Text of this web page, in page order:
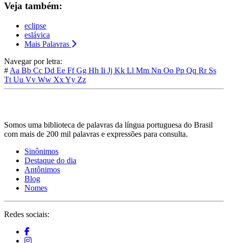
Veja também:
eclipse
eslávica
Mais Palavras
Navegar por letra:
# Aa Bb Cc Dd Ee FfGg Hh Ii Jj Kk Ll Mm Nn Oo Pp Qq Rr Ss
Tt Uu Vv Ww XxYy Zz
Somos uma biblioteca de palavras da língua portuguesa do Brasil
com mais de 200 mil palavras e expressões para consulta.
Sinônimos
Destaque do dia
Antônimos
Blog
Nomes
Redes sociais: